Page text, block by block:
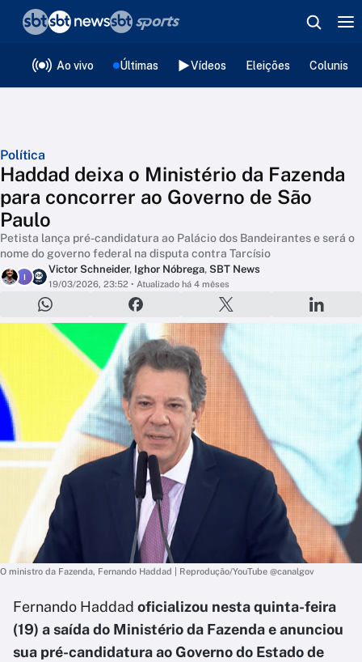
Ao vivo Últimas Vídeos Eleições
Política
Haddad deixa o Ministério da Fazenda
para concorrer ao Governo de São
Paulo
Petista lança pré-candidatura ao Palácio dos Bandeirantes e será o
nome do governo federal na disputa contra Tarcísio
I
Victor Schneider, Ighor Nóbrega, SBT News
19/03/2026, 23:52 • Atualizado há 4 mêses
O ministro da Fazenda, Fernando Haddad | Reprodução/YouTube @canalgov
Fernando Haddad oficializou nesta quinta-feira
(19) a saída do Ministério da Fazenda e anunciou
sua pré-candidatura ao Governo do Estado de
❮voltar
Editorias